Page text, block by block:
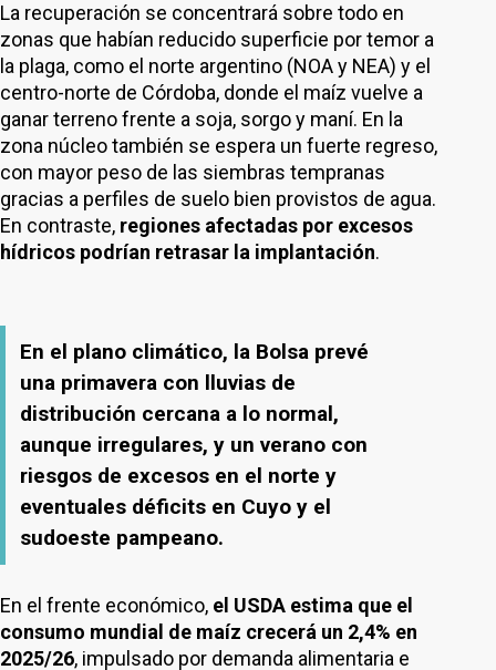
La recuperación se concentrará sobre todo en
zonas que habían reducido superficie por temor a
la plaga, como el norte argentino (NOA y NEA) y el
centro-norte de Córdoba, donde el maíz vuelve a
ganar terreno frente a soja, sorgo y maní. En la
zona núcleo también se espera un fuerte regreso,
con mayor peso de las siembras tempranas
gracias a perfiles de suelo bien provistos de agua.
En contraste, regiones afectadas por excesos
hídricos podrían retrasar la implantación.
En el plano climático, la Bolsa prevé
una primavera con lluvias de
distribución cercana a lo normal,
aunque irregulares, y un verano con
riesgos de excesos en el norte y
eventuales déficits en Cuyo y el
sudoeste pampeano.
En el frente económico, el USDA estima que el
consumo mundial de maíz crecerá un 2,4% en
2025/26, impulsado por demanda alimentaria e